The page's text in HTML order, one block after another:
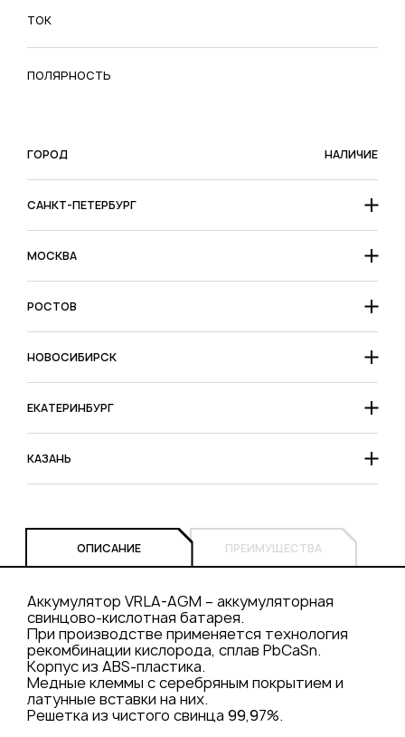
ТОК
ПОЛЯРНОСТЬ
ГОРОД НАЛИЧИЕ
САНКТ-ПЕТЕРБУРГ
МОСКВА
РОСТОВ
НОВОСИБИРСК
ЕКАТЕРИНБУРГ
КАЗАНЬ
ОПИСАНИЕ
Аккумулятор VRLA-AGM – аккумуляторная
свинцово-кислотная батарея.
При производстве применяется технология
рекомбинации кислорода, сплав PbCaSn.
Корпус из ABS-пластика.
Медные клеммы с серебряным покрытием и
латунные вставки на них.
Решетка из чистого свинца 99,97%.
ПРЕИМУЩЕСТВА